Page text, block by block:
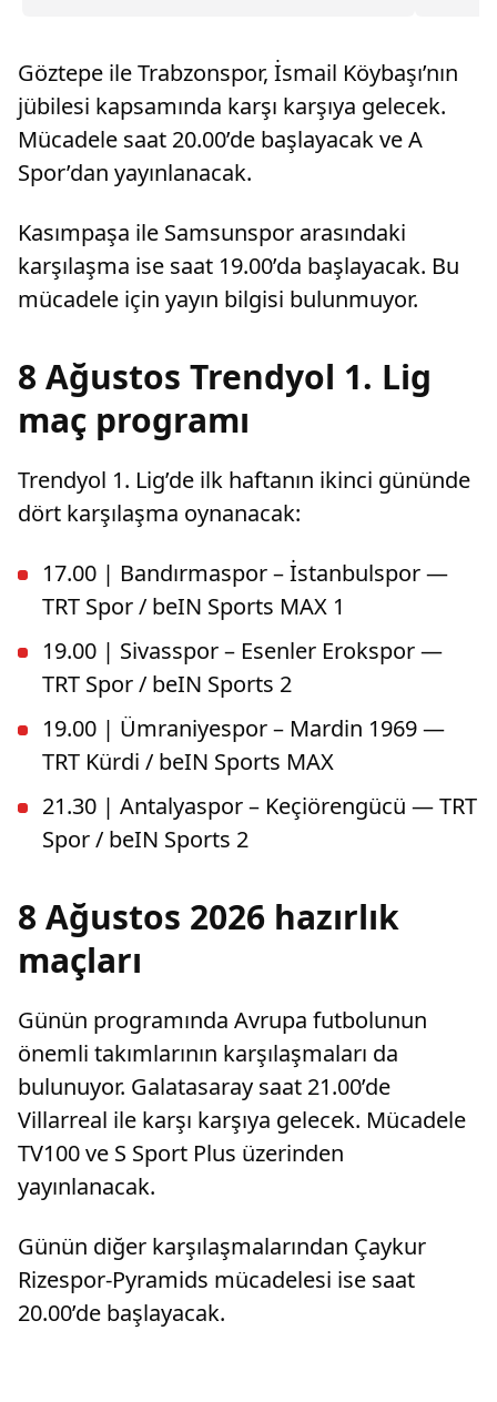
açıkladı.
Göztepe ile Trabzonspor, İsmail Köybaşı’nın
jübilesi kapsamında karşı karşıya gelecek.
Mücadele saat 20.00’de başlayacak ve A
Spor’dan yayınlanacak.
Kasımpaşa ile Samsunspor arasındaki
karşılaşma ise saat 19.00’da başlayacak. Bu
mücadele için yayın bilgisi bulunmuyor.
8 Ağustos Trendyol 1. Lig
maç programı
Trendyol 1. Lig’de ilk haftanın ikinci gününde
dört karşılaşma oynanacak:
17.00 | Bandırmaspor – İstanbulspor —
TRT Spor / beIN Sports MAX 1
19.00 | Sivasspor – Esenler Erokspor —
TRT Spor / beIN Sports 2
19.00 | Ümraniyespor – Mardin 1969 —
TRT Kürdi / beIN Sports MAX
21.30 | Antalyaspor – Keçiörengücü — TRT
Spor / beIN Sports 2
8 Ağustos 2026 hazırlık
maçları
Günün programında Avrupa futbolunun
önemli takımlarının karşılaşmaları da
bulunuyor. Galatasaray saat 21.00’de
Villarreal ile karşı karşıya gelecek. Mücadele
TV100 ve S Sport Plus üzerinden
yayınlanacak.
Günün diğer karşılaşmalarından Çaykur
Rizespor-Pyramids mücadelesi ise saat
20.00’de başlayacak.